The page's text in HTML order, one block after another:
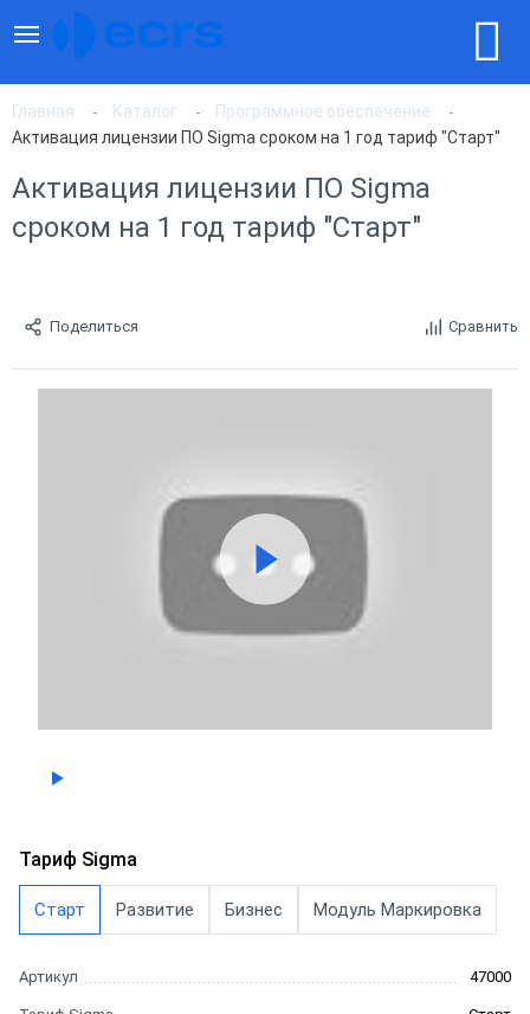
Главная Каталог
Программное обеспечение
Активация лицензии ПО Sigma сроком на 1 год тариф "Старт"
Активация лицензии ПО Sigma
сроком на 1 год тариф "Старт"
Поделиться Сравнить
Тариф Sigma
Старт Развитие Бизнес Модуль Маркировка
Артикул 47000